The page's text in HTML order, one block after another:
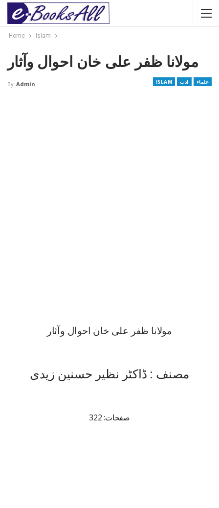
Home Islam
مولانا ظفر علی خان احوال وآثار
ISLAM ادب علماء By Admin
مولانا ظفر علی خان احوال وآثار
مصنف : ڈاکٹر نظیر حسنین زیدی
صفحات: 322